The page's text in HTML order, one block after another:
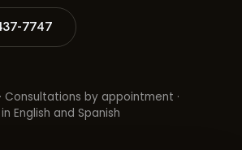
7747
Consultations by appointment ·
English and Spanish